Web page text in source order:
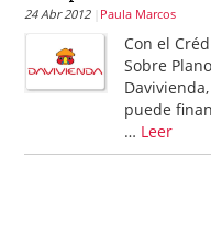
24 Abr 2012 Paula Marcos
Con el
Sobre
puede
… Leer